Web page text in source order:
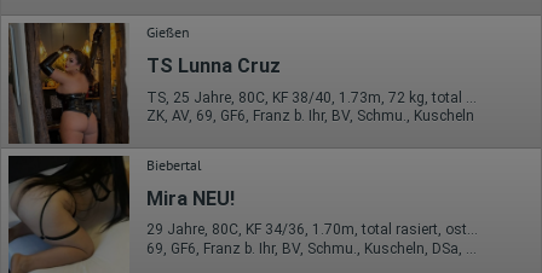
Sprache
Betriebssystem
Gerät (PC, Tablet-PC oder Smartphone)
Browser und alle verwendeten Add-ons
Auflösung des Computers
Besucherquelle (Facebook, Suchmaschine oder
verweisende Webseite)
Welche Dateien wurden heruntergeladen?
Welche Videos angeschaut?
Wurden Werbebanner angeklickt?
Wohin ging der Besucher? Klickte er auf weitere Seiten des
Portals oder hat er sie komplett verlassen?
Wie lange blieb der Besucher?
Gießen
TS Lunna Cruz
TS, 25 Jahre, 80C, KF 38/40, 1.73m, 72 kg, total rasiert, Latina
ZK, AV, 69, GF6, Franz b. Ihr, BV, Schmu., Kuscheln
Biebertal
Mira NEU!
29 Jahre, 80C, KF 34/36, 1.70m, total rasiert, osteuropäisch